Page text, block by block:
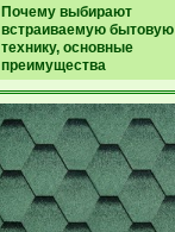
Почему выбирают
встраиваемую бытовую
технику, основные
преимущества